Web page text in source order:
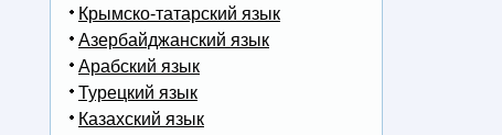
Крымско-татарский язык
Азербайджанский язык
Арабский язык
Турецкий язык
Казахский язык